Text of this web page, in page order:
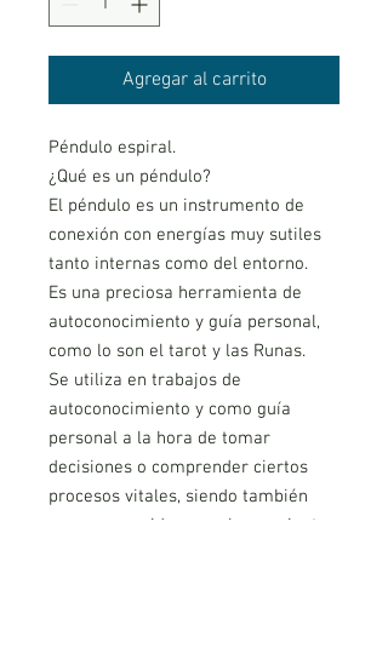
Agregar al carrito
Péndulo espiral.
¿Qué es un péndulo?
El péndulo es un instrumento de
conexión con energías muy sutiles
tanto internas como del entorno.
Es una preciosa herramienta de
autoconocimiento y guía personal,
como lo son el tarot y las Runas.
Se utiliza en trabajos de
autoconocimiento y como guía
personal a la hora de tomar
decisiones o comprender ciertos
procesos vitales, siendo también
muy reconocido como herramienta